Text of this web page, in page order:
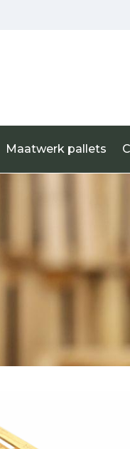
Maatwerk pallets